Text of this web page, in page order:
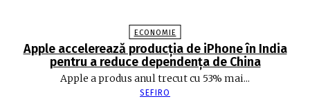
ECONOMIE
Apple accelerează producția de iPhone în India
pentru a reduce dependența de China
Apple a produs anul trecut cu 53% mai...
SEFIRO